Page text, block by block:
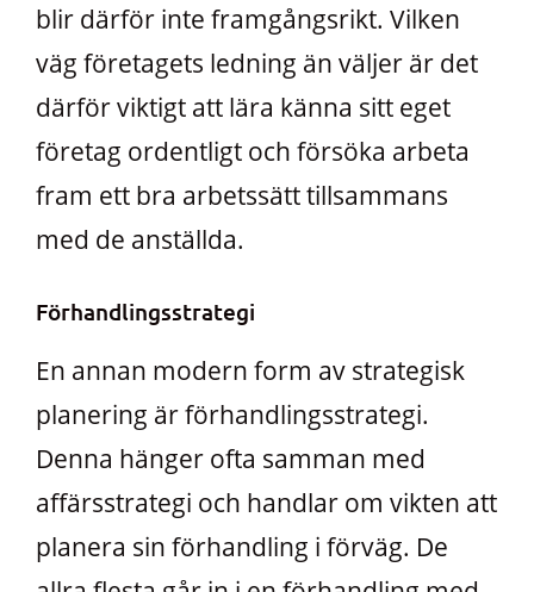
blir därför inte framgångsrikt. Vilken
väg företagets ledning än väljer är det
därför viktigt att lära känna sitt eget
företag ordentligt och försöka arbeta
fram ett bra arbetssätt tillsammans
med de anställda.
Förhandlingsstrategi
En annan modern form av strategisk
planering är förhandlingsstrategi.
Denna hänger ofta samman med
affärsstrategi och handlar om vikten att
planera sin förhandling i förväg. De